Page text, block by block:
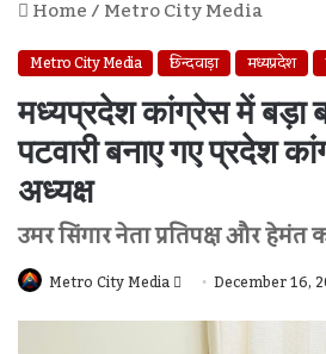
Home/Metro City Media
Metro City Media छिन्दवाड़ा मध्यप्रदेश
मध्यप्रदेश कांग्रेस में बड़ा
पटवारी बनाए गए प्रदेश
अध्यक्ष
उमर सिंगार नेता प्रतिपक्ष और हेमंत
Metro City Media
Send
Email
December 16,